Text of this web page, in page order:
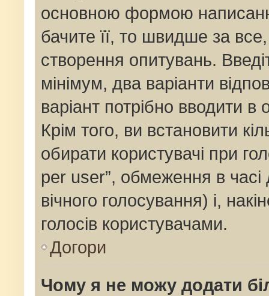
основною формою
бачите її, то швидше за
створення опитувань.
мінімум, два варіанти
варіант потрібно вводити в
Крім того, ви встановити
обирати користувачі при
per user”, обмеження в
вічного голосування) і,
голосів користувачами.
Догори
Чому я не можу додати